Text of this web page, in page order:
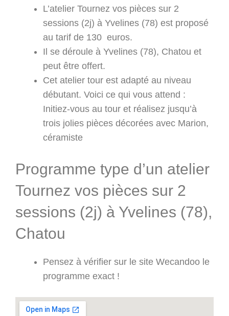
L’atelier Tournez vos pièces sur 2
sessions (2j) à Yvelines (78) est proposé
au tarif de 130 euros.
Il se déroule à Yvelines (78), Chatou et
peut être offert.
Cet atelier tour est adapté au niveau
débutant. Voici ce qui vous attend :
Initiez-vous au tour et réalisez jusqu’à
trois jolies pièces décorées avec Marion,
céramiste
Programme type d’un atelier
Tournez vos pièces sur 2
sessions (2j) à Yvelines (78),
Chatou
Pensez à vérifier sur le site Wecandoo le
programme exact !